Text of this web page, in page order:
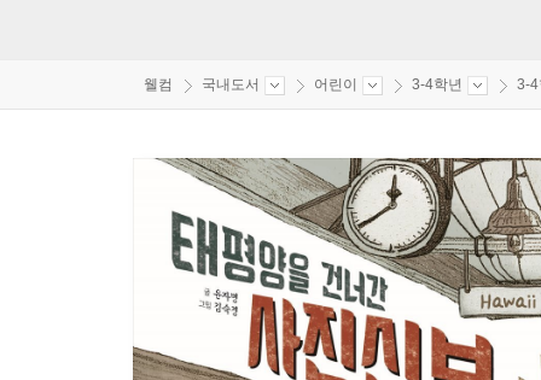
웰컴 국내도서 어린이 3-4학년 3-4